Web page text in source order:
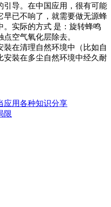
引导。在中国应用，很有可能
早已不响了，就需要做无源蜂
。实际的方式 是：旋转蜂鸣
空气氧化层除去。
在清理自然环境中（比如自
安裝在多尘自然环境中经久耐
应用各种知识分享
限